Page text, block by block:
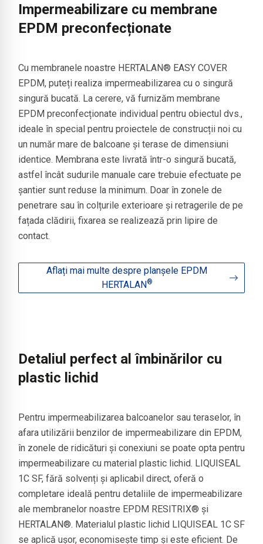
Impermeabilizare cu membrane
EPDM preconfecționate
Cu membranele noastre HERTALAN® EASY COVER
EPDM, puteți realiza impermeabilizarea cu o singură
singură bucată. La cerere, vă furnizăm membrane
EPDM preconfecționate individual pentru obiectul dvs.,
ideale în special pentru proiectele de construcții noi cu
un număr mare de balcoane și terase de dimensiuni
identice. Membrana este livrată într-o singură bucată,
astfel încât sudurile manuale care trebuie efectuate pe
șantier sunt reduse la minimum. Doar în zonele de
penetrare sau în colțurile exterioare și retragerile de pe
fațada clădirii, fixarea se realizează prin lipire de
contact.
Aflați mai multe despre planșele EPDM
HERTALAN®
Detaliul perfect al îmbinărilor cu
plastic lichid
Pentru impermeabilizarea balcoanelor sau teraselor, în
afara utilizării benzilor de impermeabilizare din EPDM,
în zonele de ridicături și conexiuni se poate opta pentru
impermeabilizare cu material plastic lichid. LIQUISEAL
1C SF, fără solvenți și aplicabil direct, oferă o
completare ideală pentru detaliile de impermeabilizare
ale membranelor noastre EPDM RESITRIX® și
HERTALAN®. Materialul plastic lichid LIQUISEAL 1C SF
se aplică ușor, economisește timp și este eficient. De